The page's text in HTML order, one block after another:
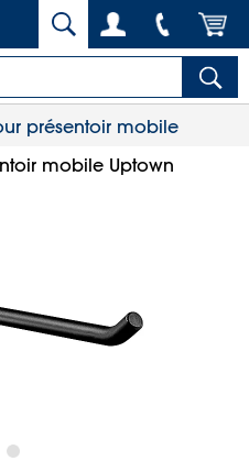
présentoir mobile
mobile Uptown